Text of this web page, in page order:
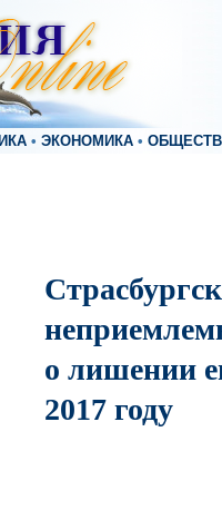
• ЭКОНОМИКА •
о лишении
2017 году